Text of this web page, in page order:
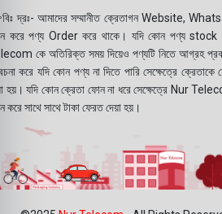
দ্রঃ- আমাদের সম্মানীত ক্রেতাগন Website,
করে পণ্য Order করে থাকে। যদি কোন পণ্য stock এ
কে অতিরিক্ত সময় দিয়েও পণ্যটি নিতে আগ্রহ
করে যদি কোন পণ্য না দিতে পারি সেক্ষেত্রে
হয়। যদি কোন ক্রেতা ফোন না ধরে সেক্ষেত্রে Nur
করে সাথে সাথে টাকা ফেরত দেয়া হয়।